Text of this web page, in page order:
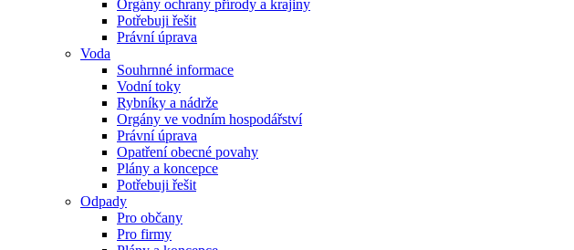
Orgány ochrany přírody a krajiny
Potřebuji řešit
Právní úprava
Voda
Souhrnné informace
Vodní toky
Rybníky a nádrže
Orgány ve vodním hospodářství
Právní úprava
Opatření obecné povahy
Plány a koncepce
Potřebuji řešit
Odpady
Pro občany
Pro firmy